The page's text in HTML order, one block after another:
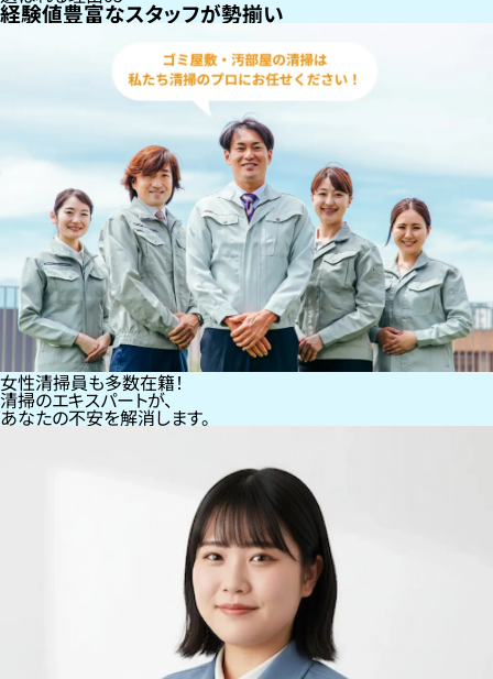
経験値豊富なスタッフが勢揃い
女性清掃員も多数在籍！
清掃のエキスパートが、
あなたの不安を解消します。